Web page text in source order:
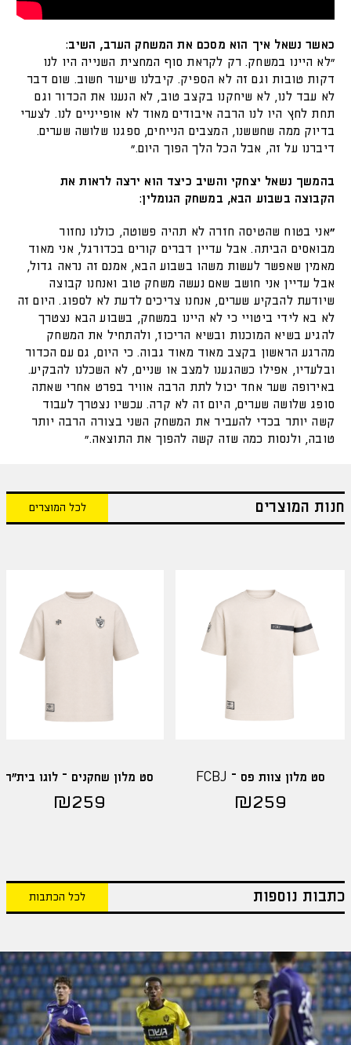
כאשר נשאל איך הוא מסכם את המשחק הערב, השיב:
״לא היינו במשחק. רק לקראת סוף המחצית השנייה היו לנו
דקות טובות וגם זה לא הספיק. קיבלנו שיעור חשוב. שום דבר
לא עבד לנו, לא שיחקנו בקצב טוב, לא הנענו את הכדור וגם
תחת לחץ היו לנו הרבה איבודים מאוד לא אופייניים לנו. לצערי
בדיוק ממה שחששנו, המצבים הנייחים, ספגנו שלושה שערים.
דיברנו על זה, אבל הכל הלך הפוך היום.״
בהמשך נשאל יצחקי והשיב כיצד הוא ירצה לראות את
הקבוצה בשבוע הבא, במשחק הגומלין:
״אני בטוח שהטיסה חזרה לא תהיה פשוטה, כולנו נחזור
מבואסים הביתה. אבל עדיין דברים קורים בכדורגל, אני מאוד
מאמין שאפשר לעשות משהו בשבוע הבא, אמנם זה נראה גדול,
אבל עדיין אני חושב שאם נעשה משחק טוב ואנחנו קבוצה
שיודעת להבקיע שערים, אנחנו צריכים לדעת לא לספוג. היום זה
לא בא לידי ביטויי כי לא היינו במשחק, בשבוע הבא נצטרך
להגיע בשיא המוכנות ובשיא הריכוז, ולהתחיל את המשחק
מהרגע הראשון בקצב מאוד מאוד גבוה. כי היום, גם עם הכדור
ובלעדיו, אפילו כשהגענו למצב או שניים, לא השכלנו להבקיע.
באירופה שער אחד יכול לתת הרבה אוויר בפרט אחרי שאתה
סופג שלושה שערים, היום זה לא קרה. עכשיו נצטרך לעבוד
קשה יותר בכדי להעביר את המשחק השני בצורה הרבה יותר
טובה, ולנסות כמה שזה קשה להפוך את התוצאה.״
חנות המוצרים לכל המוצרים
סט מלון צוות פס – FCBJ
₪259
סט מלון שחקנים – לוגו בית"ר
₪259
כתבות נוספות לכל הכתבות